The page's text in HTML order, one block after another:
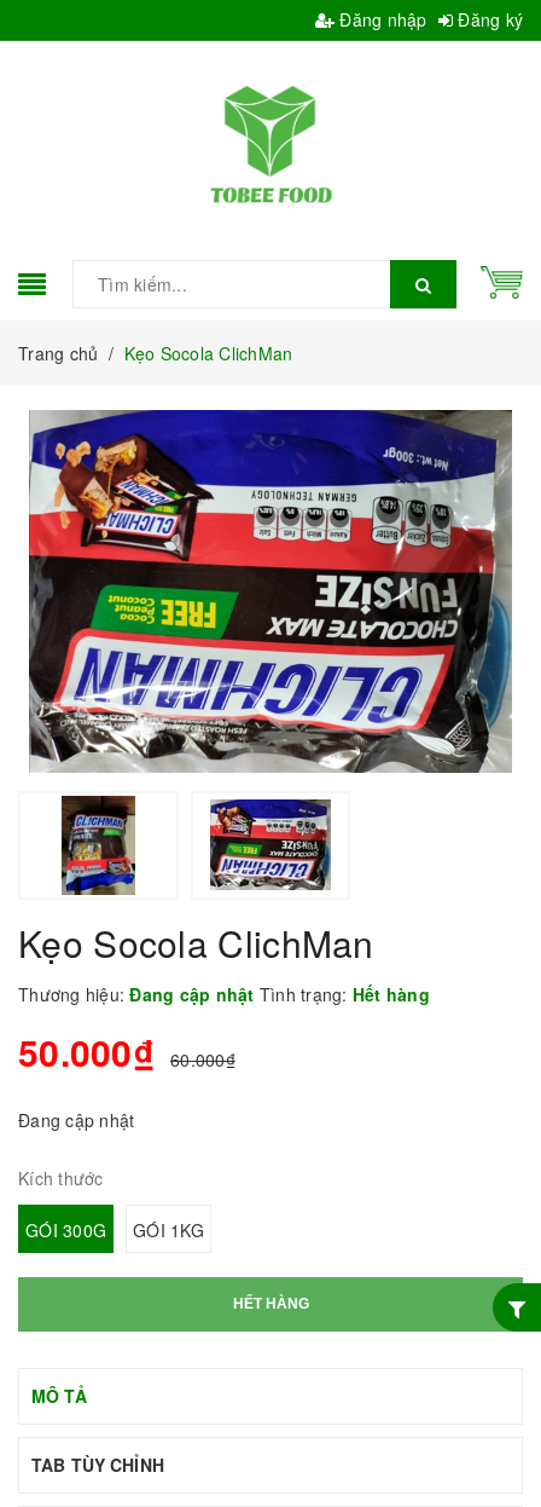
Đăng nhập Đăng ký
Trang chủ / Kẹo Socola ClichMan
Kẹo Socola ClichMan
Thương hiệu: Đang cập nhật Tình trạng: Hết hàng
50.000₫ 60.000₫
Đang cập nhật
Kích thước
GÓI 300G GÓI 1KG
HẾT HÀNG
MÔ TẢ
TAB TÙY CHỈNH